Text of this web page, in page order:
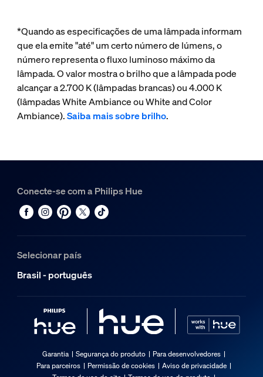
*Quando as especificações de uma lâmpada informam
que ela emite "até" um certo número de lúmens, o
número representa o fluxo luminoso máximo da
lâmpada. O valor mostra o brilho que a lâmpada pode
alcançar a 2.700 K (lâmpadas brancas) ou 4.000 K
(lâmpadas White Ambiance ou White and Color
Ambiance).Saiba mais sobre brilho.
Conecte-se com a Philips Hue
Selecionar país
Brasil - português
Garantia Segurança do produto
Para desenvolvedores
Para parceiros
Permissão de cookies
Aviso de privacidade